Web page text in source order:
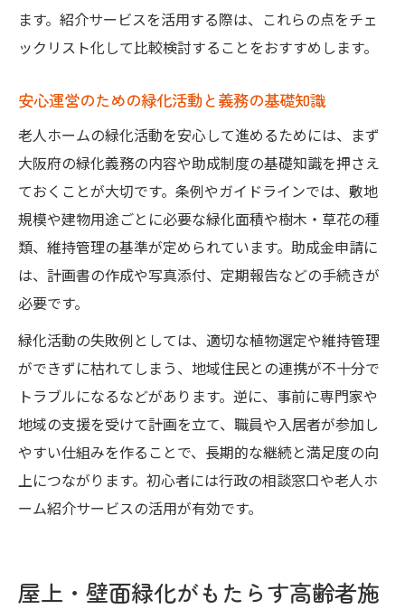
ます。紹介サービスを活用する際は、これらの点をチェ
ックリスト化して比較検討することをおすすめします。
安心運営のための緑化活動と義務の基礎知識
老人ホームの緑化活動を安心して進めるためには、まず
大阪府の緑化義務の内容や助成制度の基礎知識を押さえ
ておくことが大切です。条例やガイドラインでは、敷地
規模や建物用途ごとに必要な緑化面積や樹木・草花の種
類、維持管理の基準が定められています。助成金申請に
は、計画書の作成や写真添付、定期報告などの手続きが
必要です。
緑化活動の失敗例としては、適切な植物選定や維持管理
ができずに枯れてしまう、地域住民との連携が不十分で
トラブルになるなどがあります。逆に、事前に専門家や
地域の支援を受けて計画を立て、職員や入居者が参加し
やすい仕組みを作ることで、長期的な継続と満足度の向
上につながります。初心者には行政の相談窓口や老人ホ
ーム紹介サービスの活用が有効です。
屋上・壁面緑化がもたらす高齢者施